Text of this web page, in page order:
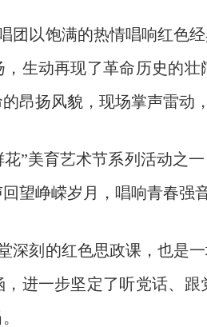
团以饱满的热情唱响红色
生动再现了革命历史的
昂扬风貌，现场掌声雷动
”美育艺术节系列活动之
望峥嵘岁月，唱响青春强音
深刻的红色思政课，也是
进一步坚定了听党话、